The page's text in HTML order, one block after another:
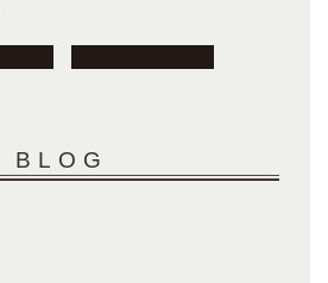
BLOG